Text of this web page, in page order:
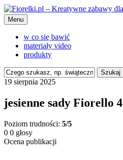
Menu
w co się bawić
materiały video
produkty
Szukaj
19 sierpnia 2025
jesienne sady Fiorello 4
Poziom trudności: 5/5
0 0 głosy
Ocena publikacji